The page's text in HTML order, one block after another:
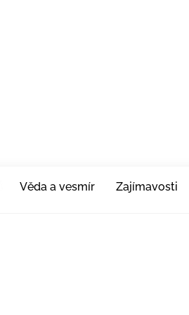
Věda a vesmír Zajímavosti